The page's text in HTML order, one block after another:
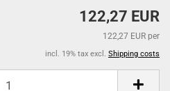
122,27 EUR
122,27 EUR per
incl. 19% tax excl. Shipping costs